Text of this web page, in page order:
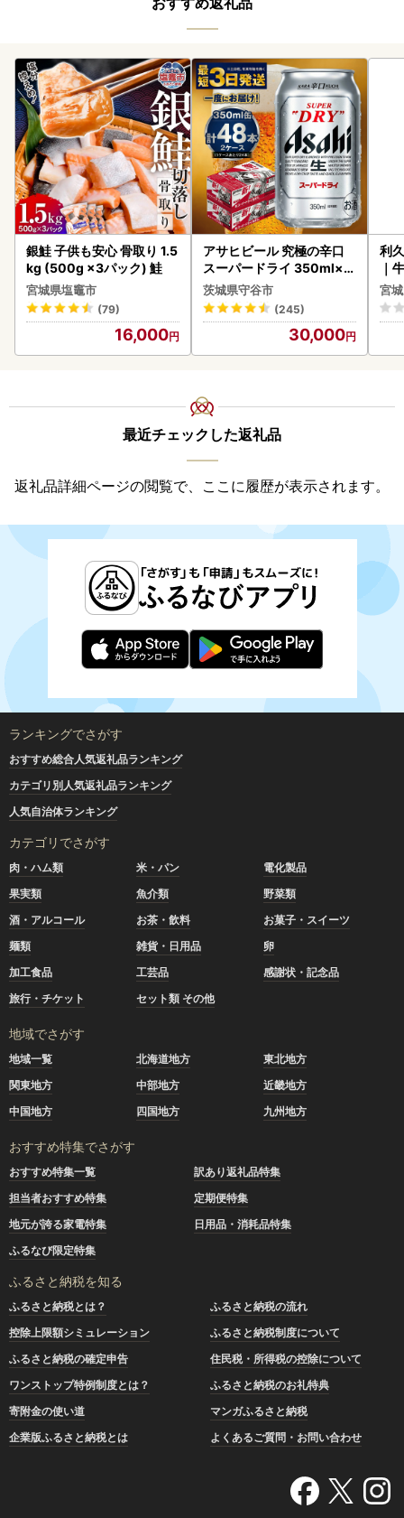
銀鮭 子供も安心 骨取り 1.5
kg (500g ×3パック) 鮭
宮城県塩竈市
(79)
16,000
アサヒビール 究極の辛口
スーパードライ 350ml×4
8本 ビール
茨城県守谷市
(245)
30,000
利
｜
宮
最近チェックした返礼品
返礼品詳細ページの閲覧で、ここに履歴が表示されます。
ランキングでさがす
おすすめ総合人気返礼品ランキング
カテゴリ別人気返礼品ランキング
人気自治体ランキング
カテゴリでさがす
肉・ハム類 米・パン
電化製品
果実類
魚介類
野菜類
酒・アルコール
お茶・飲料
お菓子・スイーツ
麺類
雑貨・日用品
卵
加工食品
工芸品
感謝状・記念品
旅行・チケット
セット類 その他
地域でさがす
地域一覧 北海道地方
東北地方
関東地方
中部地方
近畿地方
中国地方
四国地方 九州地方
おすすめ特集でさがす
おすすめ特集一覧
訳あり返礼品特集
担当者おすすめ特集
定期便特集
地元が誇る家電特集
日用品・消耗品特集
ふるなび限定特集
ふるさと納税を知る
ふるさと納税とは？
ふるさと納税の流れ
控除上限額シミュレーション
ふるさと納税制度について
ふるさと納税の確定申告
住民税・所得税の控除について
ワンストップ特例制度とは？
ふるさと納税のお礼特典
寄附金の使い道
マンガふるさと納税
企業版ふるさと納税とは
よくあるご質問・お問い合わせ